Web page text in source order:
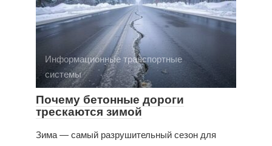
Информационные транспортные
системы
Почему бетонные дороги
трескаются зимой
Зима — самый разрушительный сезон для